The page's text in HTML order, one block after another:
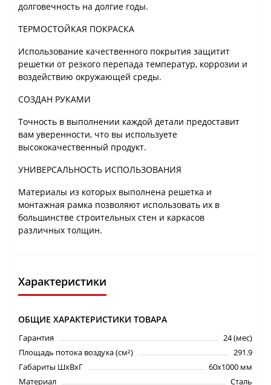
долговечность на долгие годы.
ТЕРМОСТОЙКАЯ ПОКРАСКА
Использование качественного покрытия защитит
решетки от резкого перепада температур, коррозии и
воздействию окружающей среды.
СОЗДАН РУКАМИ
Точность в выполнении каждой детали предоставит
вам уверенности, что вы используете
высококачественный продукт.
УНИВЕРСАЛЬНОСТЬ ИСПОЛЬЗОВАНИЯ
Материалы из которых выполнена решетка и
монтажная рамка позволяют использовать их в
большинстве строительных стен и каркасов
различных толщин.
Характеристики
ОБЩИЕ ХАРАКТЕРИСТИКИ ТОВАРА
Гарантия
24 (мес)
Площадь потока воздуха (см²)
291.9
Габариты ШхВхГ
60х1000 мм
Материал
Сталь